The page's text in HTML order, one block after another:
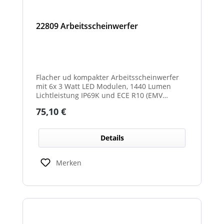
22809 Arbeitsscheinwerfer
Flacher ud kompakter Arbeitsscheinwerfer
mit 6x 3 Watt LED Modulen, 1440 Lumen
Lichtleistung IP69K und ECE R10 (EMV
Scheinwerfer auch über eine ECE R23
Rückfahrscheinwerfer im Geltungsbereich
der StVO zugelassen.
Regulärer Preis:
75,10 €
Details
Merken